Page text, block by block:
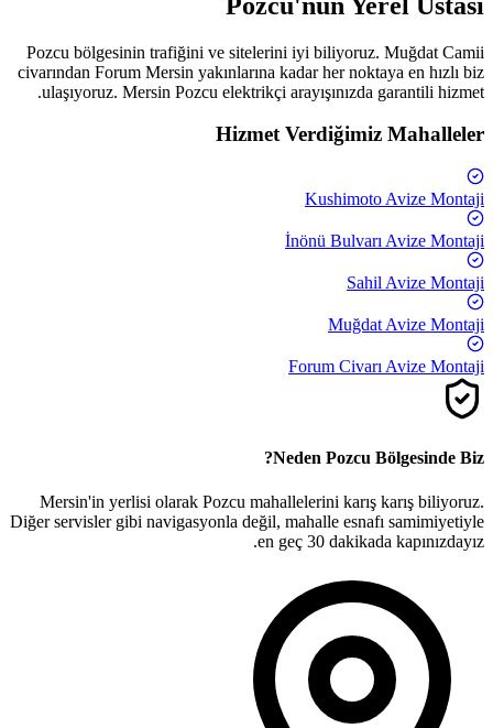
Pozcu bölgesinin trafiğini ve sitelerini iyi biliyoruz. Muğdat Camii
civarından Forum Mersin yakınlarına kadar her noktaya en hızlı biz
ulaşıyoruz. Mersin Pozcu elektrikçi arayışınızda garantili hizmet.
Hizmet Verdiğimiz Mahalleler
Kushimoto Avize Montaji
İnönü Bulvarı Avize Montaji
Sahil Avize Montaji
Muğdat Avize Montaji
Forum Civarı Avize Montaji
Neden Pozcu Bölgesinde Biz?
Mersin'in yerlisi olarak Pozcu mahallelerini karış karış biliyoruz.
Diğer servisler gibi navigasyonla değil, mahalle esnafı samimiyetiyle
en geç 30 dakikada kapınızdayız.